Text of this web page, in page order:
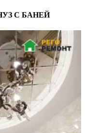
С БАНЕЙ